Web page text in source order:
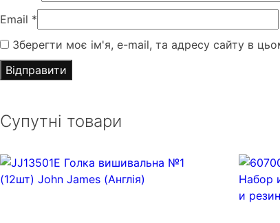
Email *
Зберегти моє ім'я, e-mail, та адресу сайту в
Супутні товари